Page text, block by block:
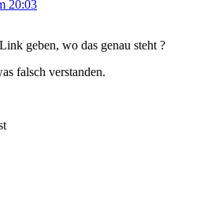
20:03
geben, wo das genau steht ?
falsch verstanden.